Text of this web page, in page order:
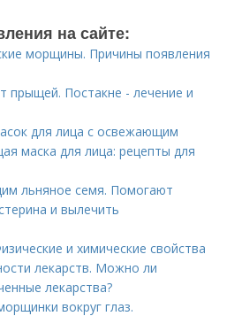
на сайте:
морщины. Причины появления
прыщей. Постакне - лечение и
для лица с освежающим
маска для лица: рецепты для
льняное семя. Помогают
и вылечить
и химические свойства
лекарств. Можно ли
лекарства?
вокруг глаз.